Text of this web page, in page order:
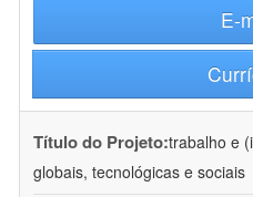
E-
Título do Projeto:trabalho e
globais, tecnológicas e sociais